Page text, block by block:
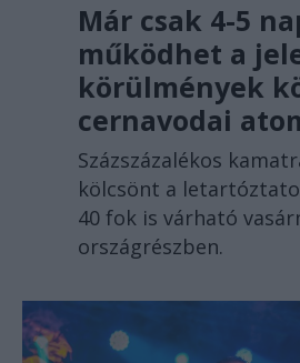
Már csak 4-5
működhet a
körülmények
cernavodai
Százszázalékos
kölcsönt a
40 fok is várható
országrészben.